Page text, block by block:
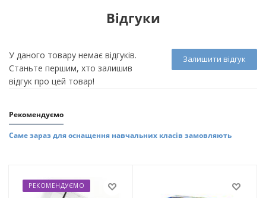
Відгуки
Залишити відгук
У даного товару немає відгуків.
Станьте першим, хто залишив
відгук про цей товар!
Рекомендуємо
Саме зараз для оснащення навчальних класів замовляють
РЕКОМЕНДУЄМО